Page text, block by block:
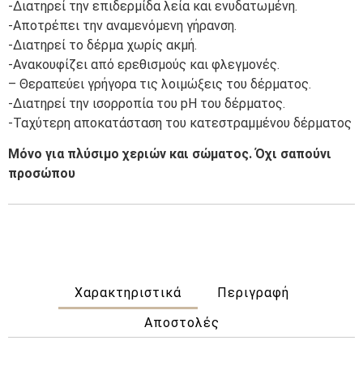
-Διατηρεί την επιδερμίδα λεία και ενυδατωμένη.
-Αποτρέπει την αναμενόμενη γήρανση.
-Διατηρεί το δέρμα χωρίς ακμή.
-Ανακουφίζει από ερεθισμούς και φλεγμονές.
– Θεραπεύει γρήγορα τις λοιμώξεις του δέρματος.
-Διατηρεί την ισορροπία του pH του δέρματος.
-Ταχύτερη αποκατάσταση του κατεστραμμένου δέρματος
Μόνο για πλύσιμο χεριών και σώματος. Όχι σαπούνι
προσώπου
Χαρακτηριστικά
Περιγραφή
Αποστολές